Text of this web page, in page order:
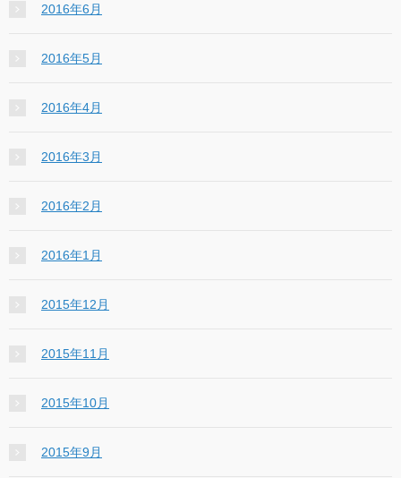
2016年6月
2016年5月
2016年4月
2016年3月
2016年2月
2016年1月
2015年12月
2015年11月
2015年10月
2015年9月